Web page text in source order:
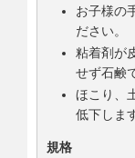
お子様の
ださい。
粘着剤が
せず石鹸
ほこり、
低下しま
規格